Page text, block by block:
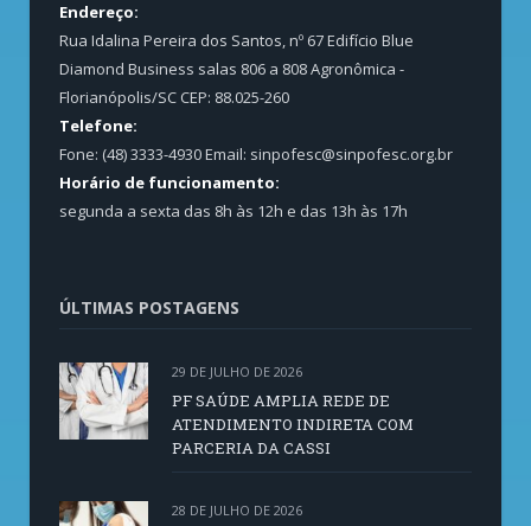
Endereço:
Rua Idalina Pereira dos Santos, nº 67 Edifício Blue
Diamond Business salas 806 a 808 Agronômica -
Florianópolis/SC CEP: 88.025-260
Telefone:
Fone: (48) 3333-4930 Email: sinpofesc@sinpofesc.org.br
Horário de funcionamento:
segunda a sexta das 8h às 12h e das 13h às 17h
ÚLTIMAS POSTAGENS
29 DE JULHO DE 2026
PF SAÚDE AMPLIA REDE DE
ATENDIMENTO INDIRETA COM
PARCERIA DA CASSI
28 DE JULHO DE 2026